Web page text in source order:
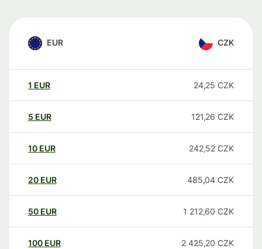
EUR CZK
1 EUR 24,25 CZK
5 EUR 121,26 CZK
10 EUR 242,52 CZK
20 EUR 485,04 CZK
50 EUR 1 212,60 CZK
100 EUR 2 425,20 CZK